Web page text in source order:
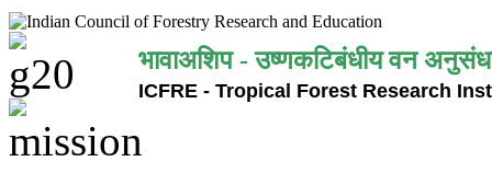
भावाअशिप - उष्णकटिबंधीय वन
ICFRE - Tropical Forest Research